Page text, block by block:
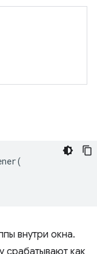
(
внутри окна.
как